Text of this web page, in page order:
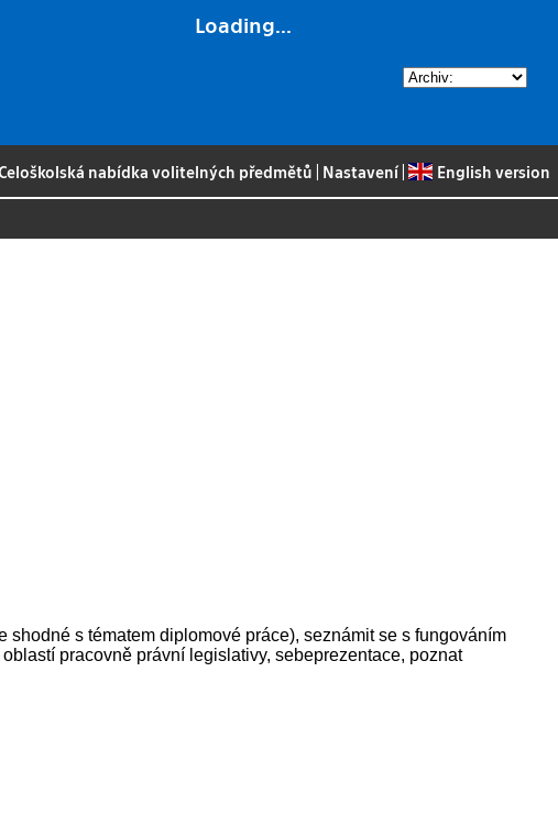
Loading...
nabídka volitelných předmětů Nastavení| English version
s tématem diplomové práce), seznámit se s fungováním
pracovně právní legislativy, sebeprezentace, poznat